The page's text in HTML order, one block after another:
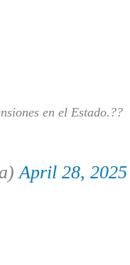
en el Estado.??
April 28, 2025